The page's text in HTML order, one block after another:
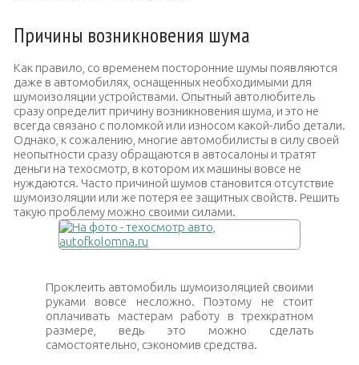
Причины возникновения шума
Как правило, со временем посторонние шумы появляются
даже в автомобилях, оснащенных необходимыми для
шумоизоляции устройствами. Опытный автолюбитель
сразу определит причину возникновения шума, и это не
всегда связано с поломкой или износом какой-либо детали.
Однако, к сожалению, многие автомобилисты в силу своей
неопытности сразу обращаются в автосалоны и тратят
деньги на техосмотр, в котором их машины вовсе не
нуждаются. Часто причиной шумов становится отсутствие
шумоизоляции или же потеря ее защитных свойств. Решить
такую проблему можно своими силами.
Проклеить автомобиль шумоизоляцией своими
руками вовсе несложно. Поэтому не стоит
оплачивать мастерам работу в трехкратном
размере, ведь это можно сделать
самостоятельно, сэкономив средства.